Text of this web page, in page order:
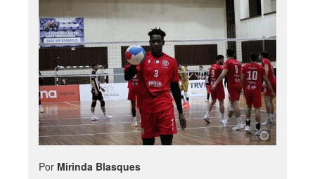
Por Mirinda Blasques